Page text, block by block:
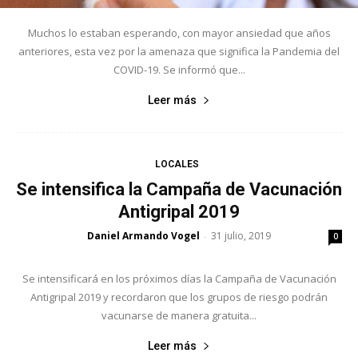
Muchos lo estaban esperando, con mayor ansiedad que años
anteriores, esta vez por la amenaza que significa la Pandemia del
COVID-19. Se informó que...
Leer más
LOCALES
Se intensifica la Campaña de Vacunación
Antigripal 2019
Daniel Armando Vogel - 31 julio, 2019 0
Se intensificará en los próximos días la Campaña de Vacunación
Antigripal 2019 y recordaron que los grupos de riesgo podrán
vacunarse de manera gratuita...
Leer más